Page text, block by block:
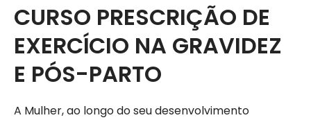
CURSO PRESCRIÇÃO DE
EXERCÍCIO NA GRAVIDEZ
E PÓS-PARTO
A Mulher, ao longo do seu desenvolvimento